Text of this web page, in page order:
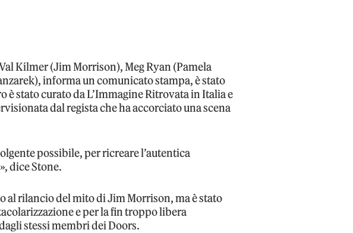
Kilmer (Jim Morrison), Meg Ryan (Pamela
informa un comunicato stampa, è stato
è stato curato da L’Immagine Ritrovata in Italia e
dal regista che ha accorciato una scena
possibile, per ricreare l’autentica
dice Stone.
al rilancio del mito di Jim Morrison, ma è stato
e per la fin troppo libera
stessi membri dei Doors.